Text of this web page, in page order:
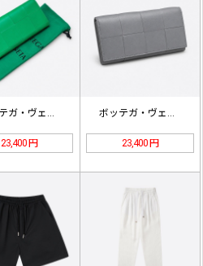
ボッテガ・ヴェネタ カセット ロング…
23,400 円
ボッテガ・ヴェネタ カセット ロング…
23,400 円